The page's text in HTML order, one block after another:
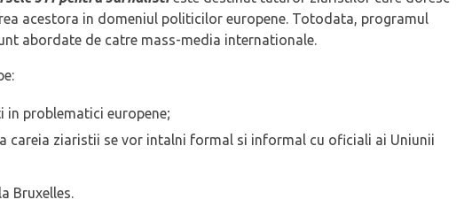
acestora in domeniul politicilor europene. Totodata, programul
abordate de catre mass-media internationale.
in problematici europene;
careia ziaristii se vor intalni formal si informal cu oficiali ai Uniunii
Bruxelles.